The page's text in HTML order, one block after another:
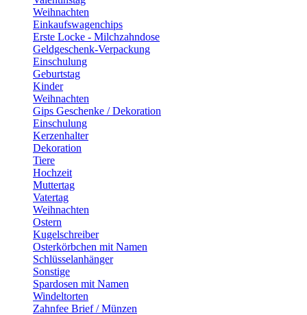
Weihnachten
Einkaufswagenchips
Erste Locke - Milchzahndose
Geldgeschenk-Verpackung
Einschulung
Geburtstag
Kinder
Weihnachten
Gips Geschenke / Dekoration
Einschulung
Kerzenhalter
Dekoration
Tiere
Hochzeit
Muttertag
Vatertag
Weihnachten
Ostern
Kugelschreiber
Osterkörbchen mit Namen
Schlüsselanhänger
Sonstige
Spardosen mit Namen
Windeltorten
Zahnfee Brief / Münzen